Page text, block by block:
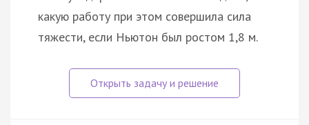
какую работу при этом совершила сила
тяжести, если Ньютон был ростом 1,8 м.